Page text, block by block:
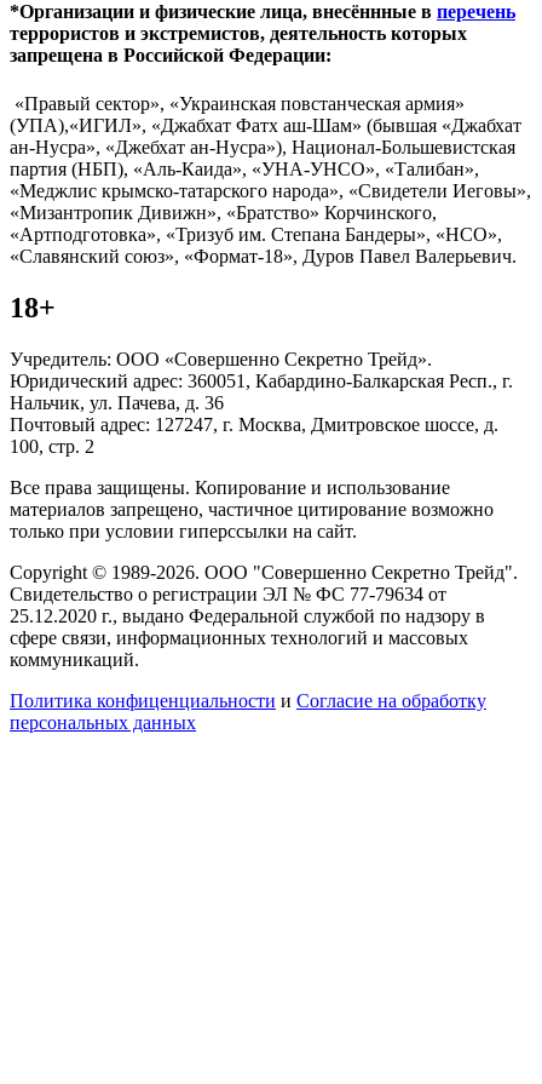
*Организации и физические лица, внесённные в перечень
террористов и экстремистов, деятельность которых
запрещена в Российской Федерации:
«Правый сектор», «Украинская повстанческая армия»
(УПА),«ИГИЛ», «Джабхат Фатх аш-Шам» (бывшая «Джабхат
ан-Нусра», «Джебхат ан-Нусра»), Национал-Большевистская
партия (НБП), «Аль-Каида», «УНА-УНСО», «Талибан»,
«Меджлис крымско-татарского народа», «Свидетели Иеговы»,
«Мизантропик Дивижн», «Братство» Корчинского,
«Артподготовка», «Тризуб им. Степана Бандеры», «НСО»,
«Славянский союз», «Формат-18», Дуров Павел Валерьевич.
18+
Учредитель: ООО «Совершенно Секретно Трейд».
Юридический адрес: 360051, Кабардино-Балкарская Респ., г.
Нальчик, ул. Пачева, д. 36
Почтовый адрес: 127247, г. Москва, Дмитровское шоссе, д.
100, стр. 2
Все права защищены. Копирование и использование
материалов запрещено, частичное цитирование возможно
только при условии гиперссылки на сайт.
Copyright © 1989-2026. ООО "Совершенно Секретно Трейд".
Свидетельство о регистрации ЭЛ № ФС 77-79634 от
25.12.2020 г., выдано Федеральной службой по надзору в
сфере связи, информационных технологий и массовых
коммуникаций.
Политика конфиценциальности и Согласие на обработку
персональных данных